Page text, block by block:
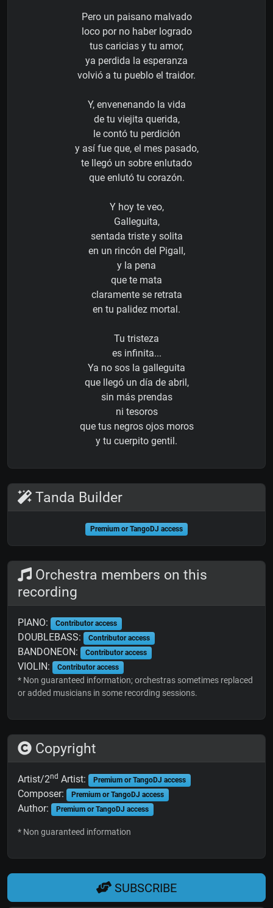
Pero un paisano malvado
loco por no haber logrado
tus caricias y tu amor,
ya perdida la esperanza
volvió a tu pueblo el traidor.
Y, envenenando la vida
de tu viejita querida,
le contó tu perdición
y así fue que, el mes pasado,
te llegó un sobre enlutado
que enlutó tu corazón.
Y hoy te veo,
Galleguita,
sentada triste y solita
en un rincón del Pigall,
y la pena
que te mata
claramente se retrata
en tu palidez mortal.
Tu tristeza
es infinita...
Ya no sos la galleguita
que llegó un día de abril,
sin más prendas
ni tesoros
que tus negros ojos moros
y tu cuerpito gentil.
Tanda Builder
Premium or TangoDJ access
Orchestra members on this
recording
PIANO: Contributor access
DOUBLEBASS: Contributor access
BANDONEON: Contributor access
VIOLIN: Contributor access
* Non guaranteed information; orchestras sometimes replaced
or added musicians in some recording sessions.
Copyright
Artist/2nd Artist: Premium or TangoDJ access
Composer: Premium or TangoDJ access
Author: Premium or TangoDJ access
* Non guaranteed information
SUBSCRIBE